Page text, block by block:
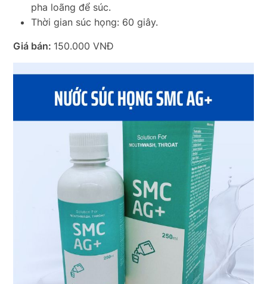
pha loãng để súc.
Thời gian súc họng: 60 giây.
Giá bán: 150.000 VNĐ